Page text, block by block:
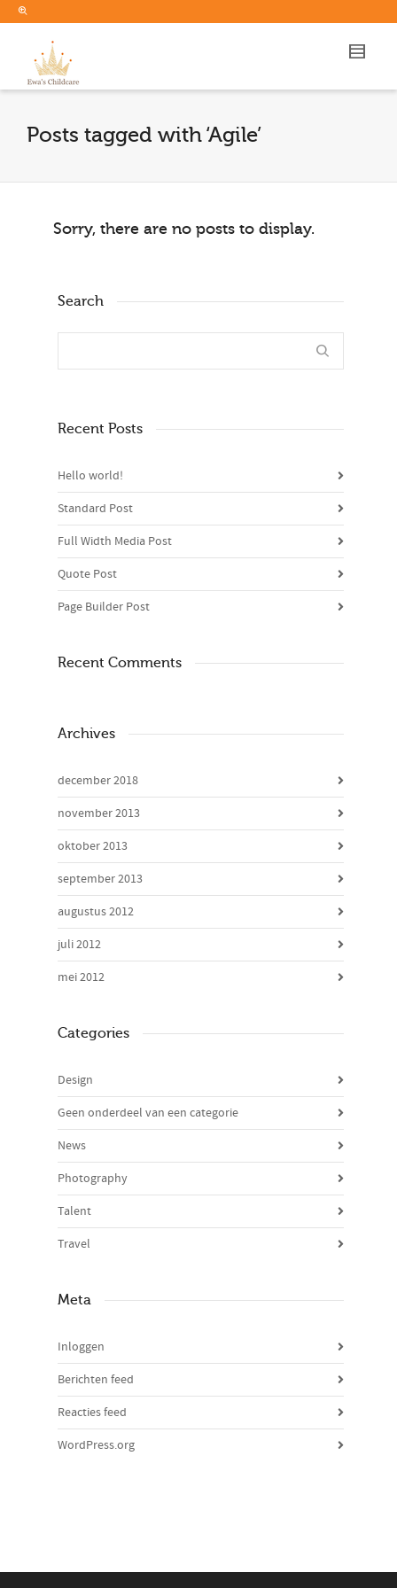
Posts tagged with ‘Agile’
Sorry, there are no posts to display.
Search
Recent Posts
Hello world!
Standard Post
Full Width Media Post
Quote Post
Page Builder Post
Recent Comments
Archives
december 2018
november 2013
oktober 2013
september 2013
augustus 2012
juli 2012
mei 2012
Categories
Design
Geen onderdeel van een categorie
News
Photography
Talent
Travel
Meta
Inloggen
Berichten feed
Reacties feed
WordPress.org